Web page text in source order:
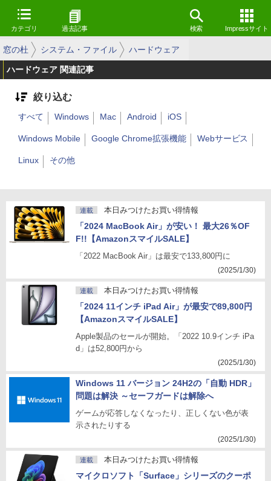
カテゴリ 過去記事 検索 Impressサイト
窓の杜 システム・ファイル ハードウェア
ハードウェア 関連記事
絞り込む
すべて Windows Mac Android iOS
Windows Mobile Google Chrome拡張機能 Webサービス
Linux その他
連載 本日みつけたお買い得情報
「2024 MacBook Air」が安い！ 最大26％OF
F!!【AmazonスマイルSALE】
「2022 MacBook Air」は最安で133,800円に
(2025/1/30)
連載 本日みつけたお買い得情報
「2024 11インチ iPad Air」が最安で89,800円
【AmazonスマイルSALE】
Apple製品のセールが開始。「2022 10.9インチ iPa
d」は52,800円から
(2025/1/30)
Windows 11 バージョン 24H2の「自動 HDR」
問題は解決 ～セーフガードは解除へ
ゲームが応答しなくなったり、正しくない色が表
示されたりする
(2025/1/30)
連載 本日みつけたお買い得情報
マイクロソフト「Surface」シリーズのクーポ